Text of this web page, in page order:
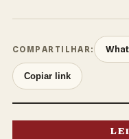
COMPARTILHAR:
Copiar link